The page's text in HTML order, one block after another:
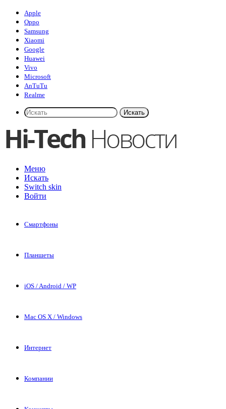
Apple
Oppo
Samsung
Xiaomi
Google
Huawei
Vivo
Microsoft
AnTuTu
Realme
Искать
Меню
Искать
Switch skin
Войти
Смартфоны
Планшеты
iOS / Android / WP
Mac OS X / Windows
Интернет
Компании